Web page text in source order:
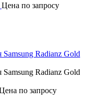
Цена по запросу
по запросу